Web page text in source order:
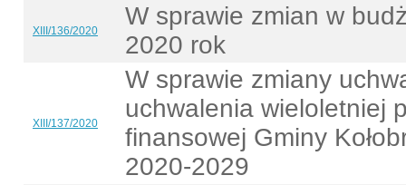
XIII/136/2020
W sprawie zmian w
2020 rok
XIII/137/2020
W sprawie zmiany
uchwalenia wieloletniej
finansowej Gminy
2020-2029